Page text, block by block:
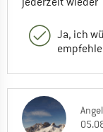
Ja, ich